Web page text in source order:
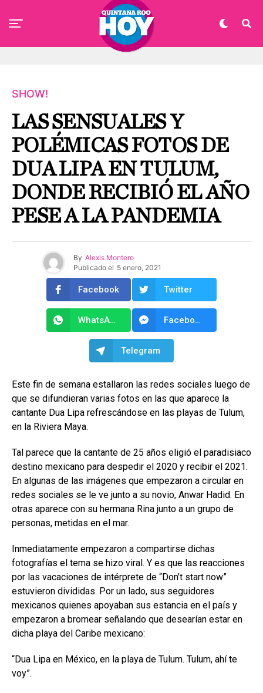
SHOW!
LAS SENSUALES Y
POLÉMICAS FOTOS DE
DUA LIPA EN TULUM,
DONDE RECIBIÓ EL AÑO
PESE A LA PANDEMIA
By Alexis Montero
Publicado el 5 enero, 2021
Facebook Twitter
WhatsApp Facebook Messenger
Telegram
Este fin de semana estallaron las redes sociales luego de
que se difundieran varias fotos en las que aparece la
cantante Dua Lipa refrescándose en las playas de Tulum,
en la Riviera Maya.
Tal parece que la cantante de 25 años eligió el paradisiaco
destino mexicano para despedir el 2020 y recibir el 2021.
En algunas de las imágenes que empezaron a circular en
redes sociales se le ve junto a su novio, Anwar Hadid. En
otras aparece con su hermana Rina junto a un grupo de
personas, metidas en el mar.
Inmediatamente empezaron a compartirse dichas
fotografías el tema se hizo viral. Y es que las reacciones
por las vacaciones de intérprete de “Don’t start now”
estuvieron divididas. Por un lado, sus seguidores
mexicanos quienes apoyaban sus estancia en el país y
empezaron a bromear señalando que desearían estar en
dicha playa del Caribe mexicano:
“Dua Lipa en México, en la playa de Tulum. Tulum, ahí te
voy”.